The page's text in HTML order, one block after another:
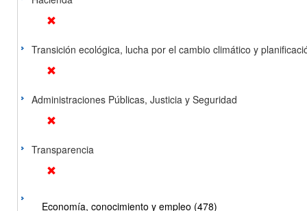
Transición ecológica, lucha por el cambio climático y
Administraciones Públicas, Justicia y Seguridad
Transparencia
Economía, conocimiento y empleo (478)